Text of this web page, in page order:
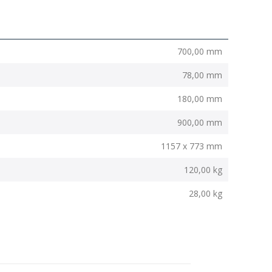
700,00 mm
78,00 mm
180,00 mm
900,00 mm
1157 x 773 mm
120,00 kg
28,00 kg